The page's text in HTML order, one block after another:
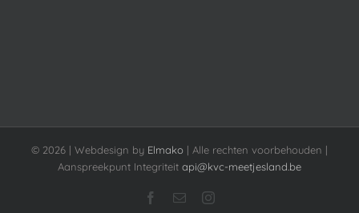
© 2026 | Webdesign by Elmako | Alle rechten voorbehouden |
Aanspreekpunt Integriteit api@kvc-meetjesland.be
Facebook
E-
Instagram